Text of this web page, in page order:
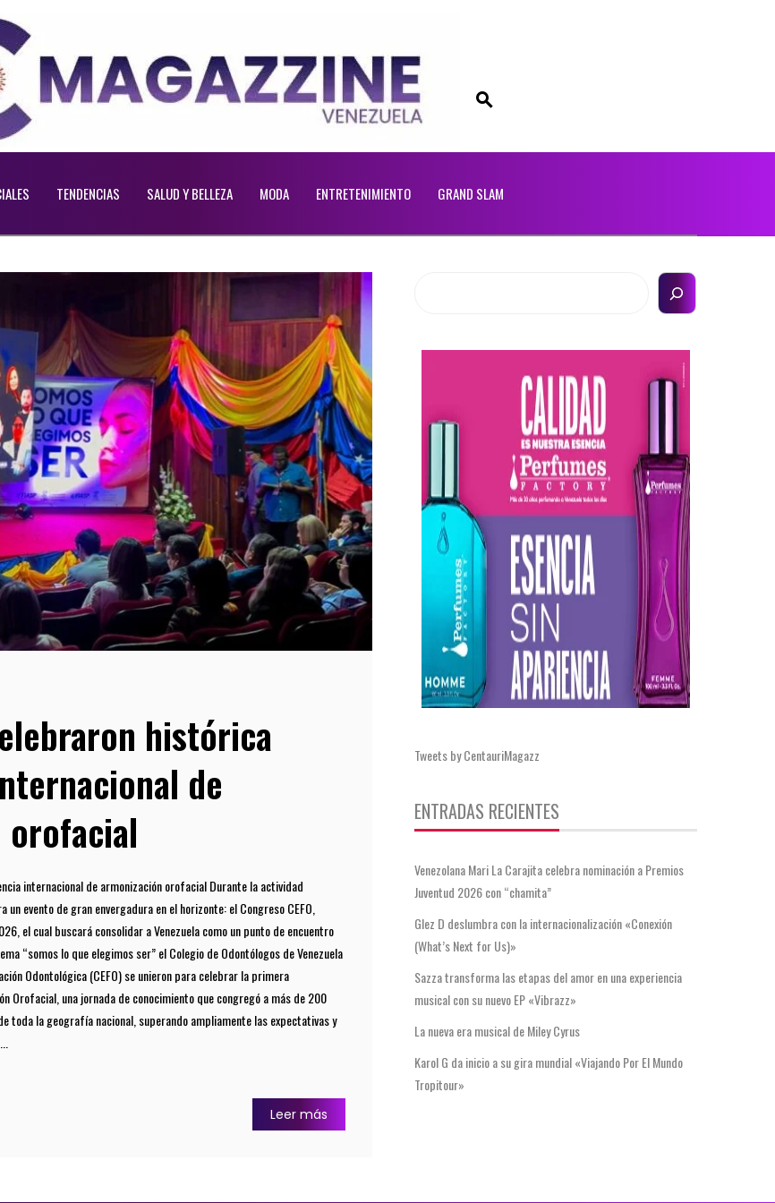
TENDENCIAS SALUD Y BELLEZA MODA ENTRETENIMIENTO GRAND SLAM
histórica
de
orofacial
internacional de armonización orofacial Durante la actividad
evento de gran envergadura en el horizonte: el Congreso CEFO,
el cual buscará consolidar a Venezuela como un punto de encuentro
“somos lo que elegimos ser” el Colegio de Odontólogos de Venezuela
Odontológica (CEFO) se unieron para celebrar la primera
Orofacial, una jornada de conocimiento que congregó a más de 200
toda la geografía nacional, superando ampliamente las expectativas y
Leer más
Tweets by CentauriMagazz
ENTRADAS RECIENTES
Venezolana Mari La Carajita celebra nominación a Premios
Juventud 2026 con “chamita”
Glez D deslumbra con la internacionalización «Conexión
(What’s Next for Us)»
Sazza transforma las etapas del amor en una experiencia
musical con su nuevo EP «Vibrazz»
La nueva era musical de Miley Cyrus
Karol G da inicio a su gira mundial «Viajando Por El Mundo
Tropitour»